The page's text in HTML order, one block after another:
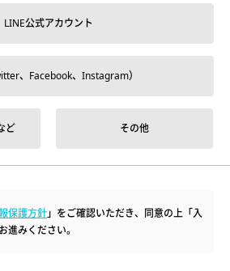
LINE公式アカウント
、Facebook、Instagram）
ど その他
保護方針」をご確認いただき、同意の上「入
進みください。